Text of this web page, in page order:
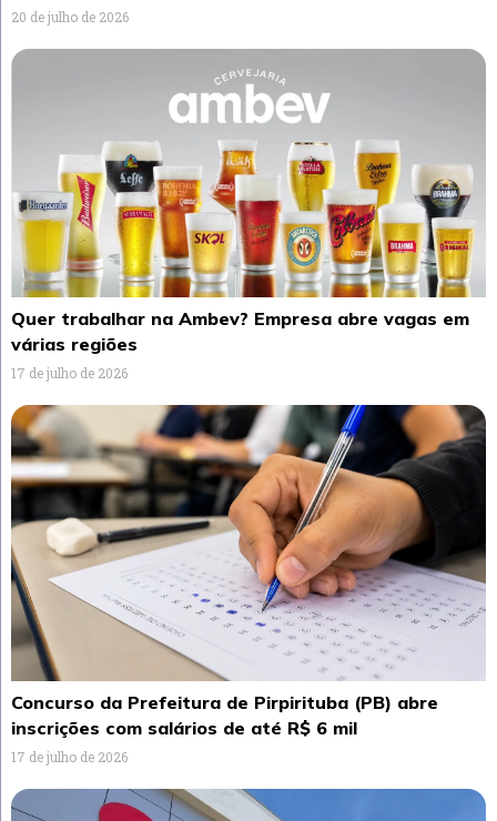
20 de julho de 2026
Quer trabalhar na Ambev? Empresa abre vagas em
várias regiões
17 de julho de 2026
Concurso da Prefeitura de Pirpirituba (PB) abre
inscrições com salários de até R$ 6 mil
17 de julho de 2026